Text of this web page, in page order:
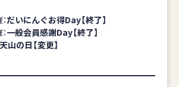
だいにんぐお得Day【終了】
一般会員感謝Day【終了】
天山の日【変更】